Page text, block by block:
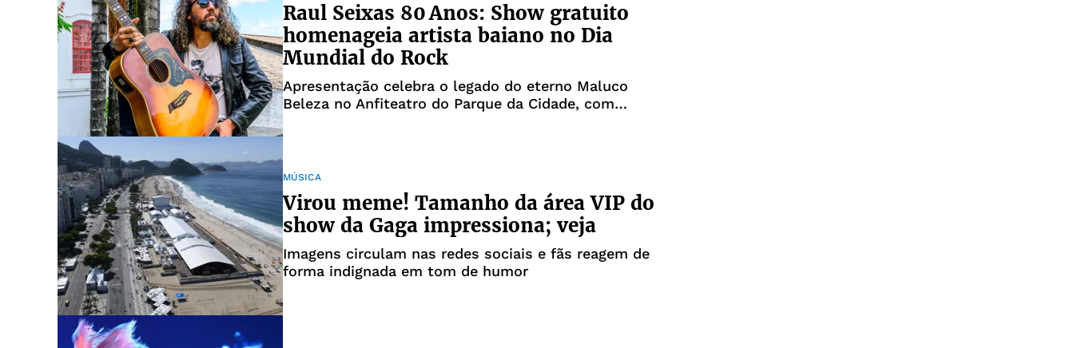
Raul Seixas 80 Anos: Show gratuito
homenageia artista baiano no Dia
Mundial do Rock
Apresentação celebra o legado do eterno Maluco
Beleza no Anfiteatro do Parque da Cidade, com
MÚSICA
Virou meme! Tamanho da área VIP do
show da Gaga impressiona; veja
Imagens circulam nas redes sociais e fãs reagem de
forma indignada em tom de humor